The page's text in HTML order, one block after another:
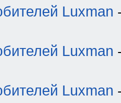
Luxman
Luxman
Luxman